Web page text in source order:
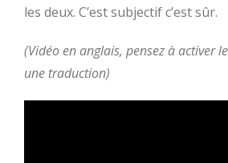
les deux. C’est subjectif c’est sûr.
(Vidéo en anglais, pensez à activer
une traduction)